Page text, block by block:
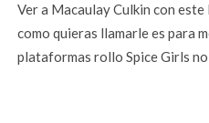
Ver a Macaulay Culkin con
como quieras llamarle es para
plataformas rollo Spice Girls